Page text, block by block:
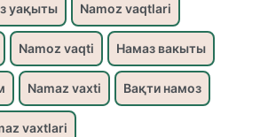
уақыты Namoz vaqtlari
Namoz vaqti Намаз вакыты
Namaz vaxti Вақти намоз
vaxtlari